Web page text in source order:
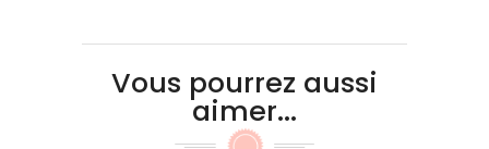
Vous pourrez aussi
aimer...